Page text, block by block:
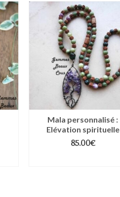
Mala personnalisé :
Elévation spirituelle
85.00€